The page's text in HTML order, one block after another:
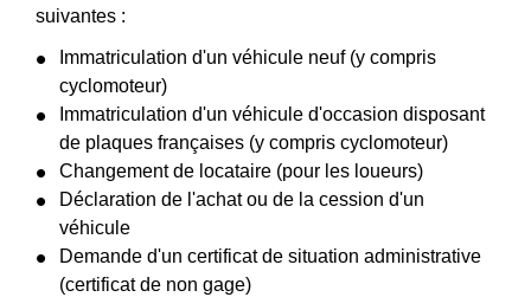
suivantes :
Immatriculation d'un véhicule neuf (y compris
cyclomoteur)
Immatriculation d'un véhicule d'occasion disposant
de plaques françaises (y compris cyclomoteur)
Changement de locataire (pour les loueurs)
Déclaration de l'achat ou de la cession d'un
véhicule
Demande d'un certificat de situation administrative
(certificat de non gage)